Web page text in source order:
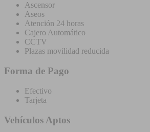
Ascensor
Aseos
Atención 24 horas
Cajero Automático
CCTV
Plazas movilidad reducida
Forma de Pago
Efectivo
Tarjeta
Vehículos Aptos